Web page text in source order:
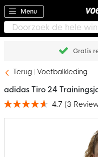
Menu
Gratis
Terug Voetbalkleding
adidas Tiro 24
Waardering: 4.7 (3